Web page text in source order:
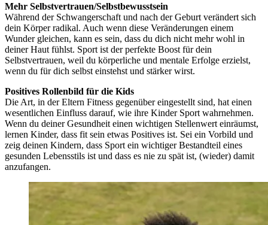
Mehr Selbstvertrauen/Selbstbewusstsein
Während der Schwangerschaft und nach der Geburt verändert sich
dein Körper radikal. Auch wenn diese Veränderungen einem
Wunder gleichen, kann es sein, dass du dich nicht mehr wohl in
deiner Haut fühlst. Sport ist der perfekte Boost für dein
Selbstvertrauen, weil du körperliche und mentale Erfolge erzielst,
wenn du für dich selbst einstehst und stärker wirst.
Positives Rollenbild für die Kids
Die Art, in der Eltern Fitness gegenüber eingestellt sind, hat einen
wesentlichen Einfluss darauf, wie ihre Kinder Sport wahrnehmen.
Wenn du deiner Gesundheit einen wichtigen Stellenwert einräumst,
lernen Kinder, dass fit sein etwas Positives ist. Sei ein Vorbild und
zeig deinen Kindern, dass Sport ein wichtiger Bestandteil eines
gesunden Lebensstils ist und dass es nie zu spät ist, (wieder) damit
anzufangen.